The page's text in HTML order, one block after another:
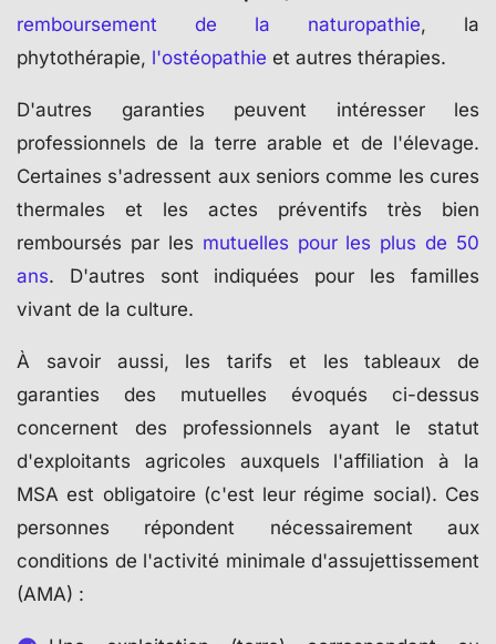
remboursement de la naturopathie, la
phytothérapie, l'ostéopathie et autres thérapies.
D'autres garanties peuvent intéresser les
professionnels de la terre arable et de l'élevage.
Certaines s'adressent aux seniors comme les cures
thermales et les actes préventifs très bien
remboursés par les mutuelles pour les plus de 50
ans. D'autres sont indiquées pour les familles
vivant de la culture.
À savoir aussi, les tarifs et les tableaux de
garanties des mutuelles évoqués ci-dessus
concernent des professionnels ayant le statut
d'exploitants agricoles auxquels l'affiliation à la
MSA est obligatoire (c'est leur régime social). Ces
personnes répondent nécessairement aux
conditions de l'activité minimale d'assujettissement
(AMA) :